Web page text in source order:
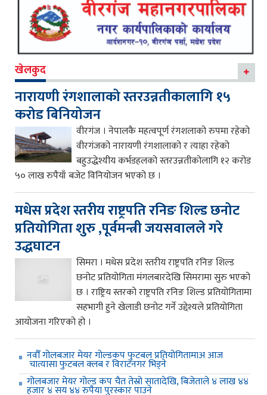
खेलकुद
नारायणी रंगशालाको स्तरउन्नतीकालागि १५
करोड बिनियोजन
वीरगंज । नेपालकै महत्वपूर्ण रंगशलाको रुपमा रहेको
वीरगंजको नारायणी रंगशालाको र त्याहा रहेको
बहुउद्धेश्यीय कर्भडहलको स्तरउन्नतीकोलागि १२ करोड
५० लाख रुपैयाँ बजेट विनियोजन भएको छ ।
मधेस प्रदेश स्तरीय राष्ट्रपति रनिङ शिल्ड छनोट
प्रतियोगिता शुरु ,पूर्वमन्त्री जयसवालले गरे
उद्धघाटन
सिमरा । मधेस प्रदेश स्तरीय राष्ट्रपति रनिङ शिल्ड
छनोट प्रतियोगिता मंगलबारदेखि सिमरामा सुरु भएको
छ । राष्ट्रिय स्तरको राष्ट्रपति रनिङ शिल्ड प्रतियोगितामा
सहभागी हुने खेलाडी छनोट गर्ने उद्देश्यले प्रतियोगिता
आयोजना गरिएको हो ।
नवौँ गोलबजार मेयर गोल्डकप फुटबल प्रतियोगितामाअ आज
चात्यासा फुटबल क्लब र विराटनगर भिड्ने
गोलबजार मेयर गोल्ड कप चैत तेस्रो सातादेखि, बिजेताले ४ लाख ४४
हजार ४ सय ४४ रुपैया पुरस्कार पाउने